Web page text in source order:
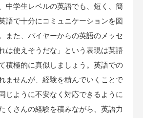
中学生レベルの英語でも、短く、簡
語で十分にコミュニケーションを図
また、バイヤーからの英語のメッセ
は使えそうだな」という表現は英語
積極的に真似しましょう。英語での
ませんが、経験を積んでいくことで
じように不安なく対応できるように
くさんの経験を積みながら、英語力